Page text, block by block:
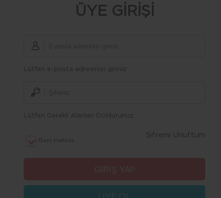
ÜYE GİRİŞİ
Lütfen e-posta adresinizi giriniz
Lütfen Gerekli Alanları Doldurunuz.
Beni Hatırla
Şifremi Unuttum
ÜYE OL